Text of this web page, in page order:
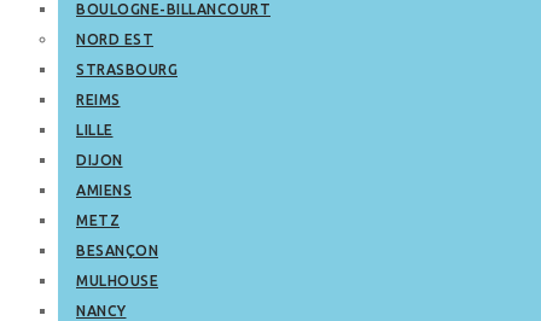
BOULOGNE-BILLANCOURT
NORD EST
STRASBOURG
REIMS
LILLE
DIJON
AMIENS
METZ
BESANÇON
MULHOUSE
NANCY